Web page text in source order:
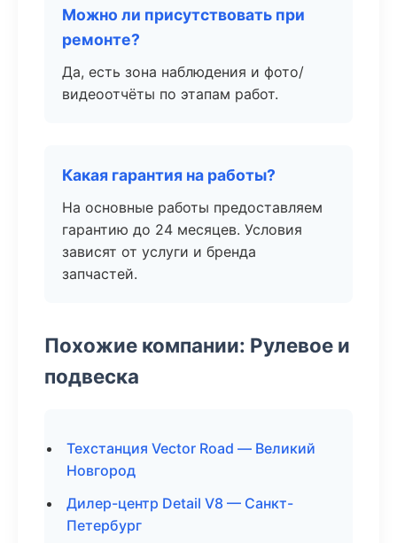
Можно ли присутствовать при
ремонте?
Да, есть зона наблюдения и фото/
видеоотчёты по этапам работ.
Какая гарантия на работы?
На основные работы предоставляем
гарантию до 24 месяцев. Условия
зависят от услуги и бренда
запчастей.
Похожие компании: Рулевое и
подвеска
Техстанция Vector Road — Великий
Новгород
Дилер-центр Detail V8 — Санкт-
Петербург